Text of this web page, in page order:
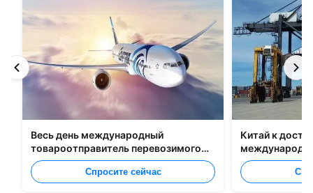
Весь день международный
товароотправитель перевозимого
самолетами груза от Китая к Маниле
Спросите сейчас
Китай к